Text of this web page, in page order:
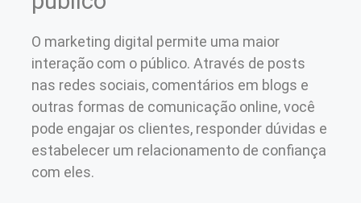
O marketing digital permite uma maior
interação com o público. Através de posts
nas redes sociais, comentários em blogs e
outras formas de comunicação online, você
pode engajar os clientes, responder dúvidas e
estabelecer um relacionamento de confiança
com eles.